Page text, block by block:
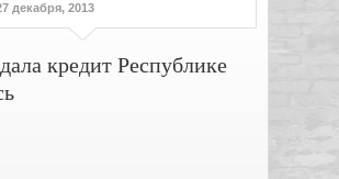
декабря, 2013
кредит Республике